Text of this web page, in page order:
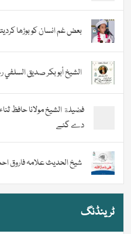
بعض غم انسان کو بوڑھا
الشيخ أبو بكر صديق السلفي
فضیلة الشيخ مولانا حافظ
دے گئے
شیخ الحدیث علامہ فاروق
ٹرینڈنگ